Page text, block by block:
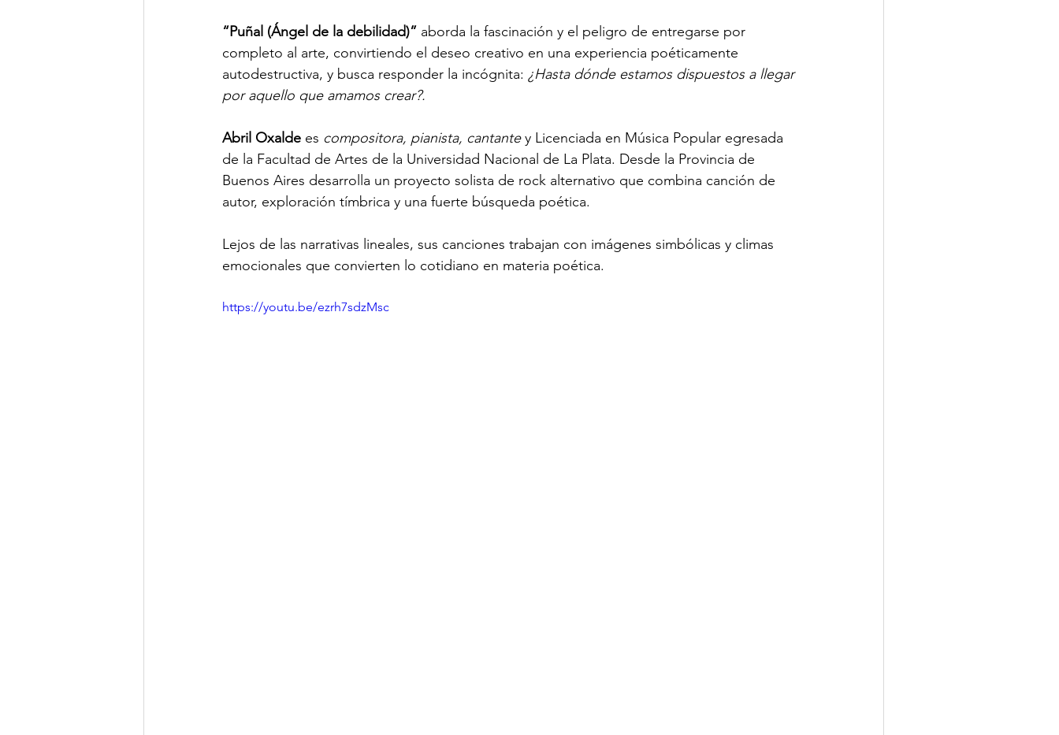
“Puñal (Ángel de la debilidad)” aborda la fascinación y el peligro de entregarse por
completo al arte, convirtiendo el deseo creativo en una experiencia poéticamente
autodestructiva, y busca responder la incógnita: ¿Hasta dónde estamos dispuestos a llegar
por aquello que amamos crear?.
Abril Oxalde es compositora, pianista, cantante y Licenciada en Música Popular egresada
de la Facultad de Artes de la Universidad Nacional de La Plata. Desde la Provincia de
Buenos Aires desarrolla un proyecto solista de rock alternativo que combina canción de
autor, exploración tímbrica y una fuerte búsqueda poética.
Lejos de las narrativas lineales, sus canciones trabajan con imágenes simbólicas y climas
emocionales que convierten lo cotidiano en materia poética.
https://youtu.be/ezrh7sdzMsc